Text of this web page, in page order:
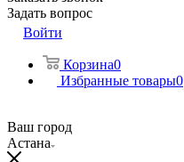
Задать вопрос
Войти
Корзина0
Избранные товары0
Ваш город
Астана